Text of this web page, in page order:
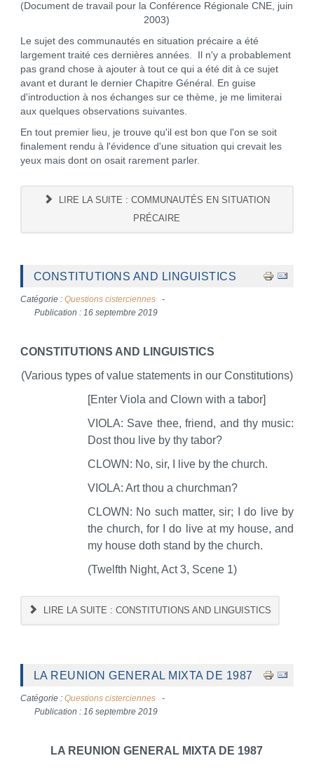
(Document de travail pour la Conférence Régionale CNE, juin
2003)
Le sujet des communautés en situation précaire a été
largement traité ces dernières années. Il n'y a probablement
pas grand chose à ajouter à tout ce qui a été dit à ce sujet
avant et durant le dernier Chapitre Général. En guise
d'introduction à nos échanges sur ce thème, je me limiterai
aux quelques observations suivantes.
En tout premier lieu, je trouve qu'il est bon que l'on se soit
finalement rendu à l'évidence d'une situation qui crevait les
yeux mais dont on osait rarement parler.
LIRE LA SUITE : COMMUNAUTÉS EN SITUATION
PRÉCAIRE
CONSTITUTIONS AND LINGUISTICS
Catégorie : Questions cisterciennes
Publication : 16 septembre 2019
CONSTITUTIONS AND LINGUISTICS
(Various types of value statements in our Constitutions)
[Enter Viola and Clown with a tabor]
VIOLA: Save thee, friend, and thy music:
Dost thou live by thy tabor?
CLOWN: No, sir, I live by the church.
VIOLA: Art thou a churchman?
CLOWN: No such matter, sir; I do live by
the church, for I do live at my house, and
my house doth stand by the church.
(Twelfth Night, Act 3, Scene 1)
LIRE LA SUITE : CONSTITUTIONS AND LINGUISTICS
LA REUNION GENERAL MIXTA DE 1987
Catégorie : Questions cisterciennes
Publication : 16 septembre 2019
LA REUNION GENERAL MIXTA DE 1987